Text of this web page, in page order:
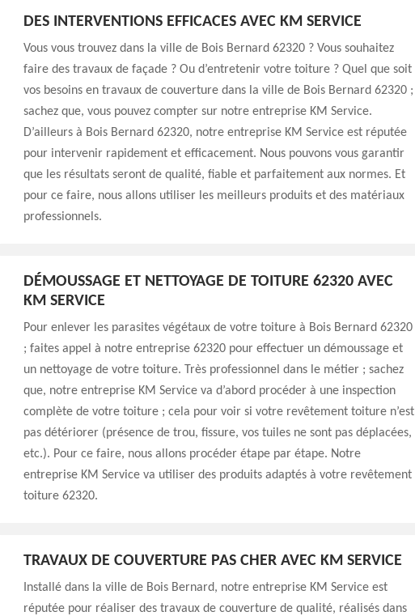
DES INTERVENTIONS EFFICACES AVEC KM SERVICE
Vous vous trouvez dans la ville de Bois Bernard 62320 ? Vous souhaitez
faire des travaux de façade ? Ou d’entretenir votre toiture ? Quel que soit
vos besoins en travaux de couverture dans la ville de Bois Bernard 62320 ;
sachez que, vous pouvez compter sur notre entreprise KM Service.
D’ailleurs à Bois Bernard 62320, notre entreprise KM Service est réputée
pour intervenir rapidement et efficacement. Nous pouvons vous garantir
que les résultats seront de qualité, fiable et parfaitement aux normes. Et
pour ce faire, nous allons utiliser les meilleurs produits et des matériaux
professionnels.
DÉMOUSSAGE ET NETTOYAGE DE TOITURE 62320 AVEC
KM SERVICE
Pour enlever les parasites végétaux de votre toiture à Bois Bernard 62320
; faites appel à notre entreprise 62320 pour effectuer un démoussage et
un nettoyage de votre toiture. Très professionnel dans le métier ; sachez
que, notre entreprise KM Service va d’abord procéder à une inspection
complète de votre toiture ; cela pour voir si votre revêtement toiture n’est
pas détériorer (présence de trou, fissure, vos tuiles ne sont pas déplacées,
etc.). Pour ce faire, nous allons procéder étape par étape. Notre
entreprise KM Service va utiliser des produits adaptés à votre revêtement
toiture 62320.
TRAVAUX DE COUVERTURE PAS CHER AVEC KM SERVICE
Installé dans la ville de Bois Bernard, notre entreprise KM Service est
réputée pour réaliser des travaux de couverture de qualité, réalisés dans